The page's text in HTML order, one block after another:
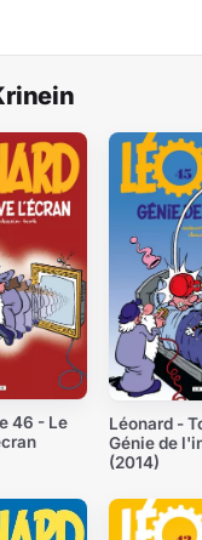
46 - Le
Léonard -
Génie de
(2014)